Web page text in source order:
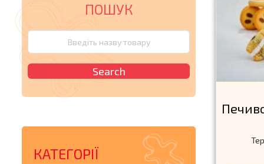
ПОШУК
КАТЕГОРІЇ